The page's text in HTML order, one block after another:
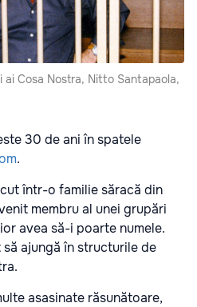
ai Cosa Nostra, Nitto Santapaola,
30 de ani în spatele
.
într-o familie săracă din
membru al unei grupări
avea să-i poarte numele.
să ajungă în structurile de
asasinate răsunătoare,